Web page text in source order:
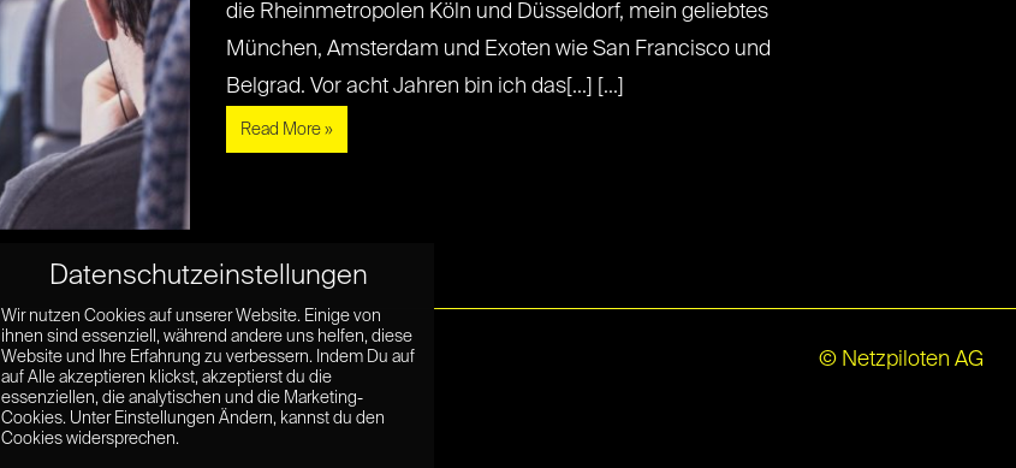
die Rheinmetropolen Köln und Düsseldorf, mein geliebtes
München, Amsterdam und Exoten wie San Francisco und
Belgrad. Vor acht Jahren bin ich das[...] [...]
Read More »
© Netzpiloten AG
Datenschutzeinstellungen
Wir nutzen Cookies auf unserer Website. Einige von
ihnen sind essenziell, während andere uns helfen, diese
Website und Ihre Erfahrung zu verbessern. Indem Du auf
auf Alle akzeptieren klickst, akzeptierst du die
essenziellen, die analytischen und die Marketing-
Cookies. Unter Einstellungen Ändern, kannst du den
Cookies widersprechen.